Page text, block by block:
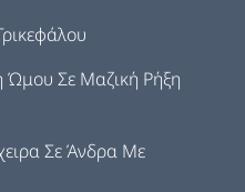
Σε Μαζική Ρήξη
Σε Άνδρα Με